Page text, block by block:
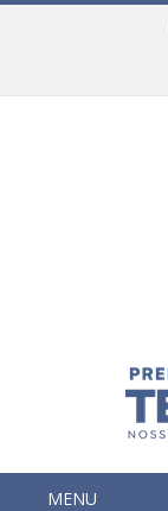
MENU